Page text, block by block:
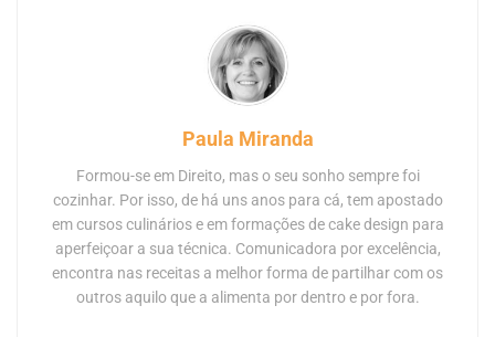
Paula Miranda
Formou-se em Direito, mas o seu sonho sempre foi
cozinhar. Por isso, de há uns anos para cá, tem apostado
em cursos culinários e em formações de cake design para
aperfeiçoar a sua técnica. Comunicadora por excelência,
encontra nas receitas a melhor forma de partilhar com os
outros aquilo que a alimenta por dentro e por fora.